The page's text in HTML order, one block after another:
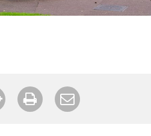
sur Twitter
Partager sur Google+
Imprimer